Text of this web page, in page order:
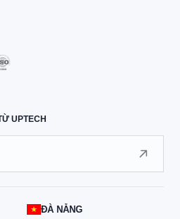
UPTECH
ĐÀ NẴNG